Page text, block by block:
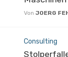
Von JOERG
Consulting